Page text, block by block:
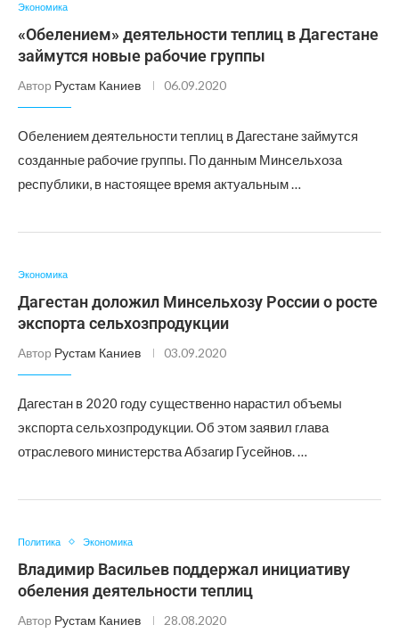
Экономика
«Обелением» деятельности теплиц в Дагестане
займутся новые рабочие группы
Автор Рустам Каниев 06.09.2020
Обелением деятельности теплиц в Дагестане займутся
созданные рабочие группы. По данным Минсельхоза
республики, в настоящее время актуальным …
Экономика
Дагестан доложил Минсельхозу России о росте
экспорта сельхозпродукции
Автор Рустам Каниев 03.09.2020
Дагестан в 2020 году существенно нарастил объемы
экспорта сельхозпродукции. Об этом заявил глава
отраслевого министерства Абзагир Гусейнов. …
Политика Экономика
Владимир Васильев поддержал инициативу
обеления деятельности теплиц
Автор Рустам Каниев 28.08.2020